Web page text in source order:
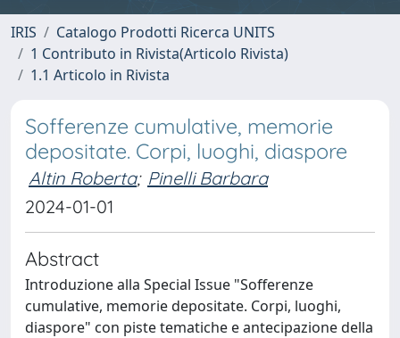
IRIS
Catalogo Prodotti Ricerca UNITS
1 Contributo in Rivista(Articolo Rivista)
1.1 Articolo in Rivista
Sofferenze cumulative, memorie
depositate. Corpi, luoghi, diaspore
Altin Roberta; Pinelli Barbara
2024-01-01
Abstract
Introduzione alla Special Issue "Sofferenze
cumulative, memorie depositate. Corpi, luoghi,
diaspore" con piste tematiche e antecipazione della